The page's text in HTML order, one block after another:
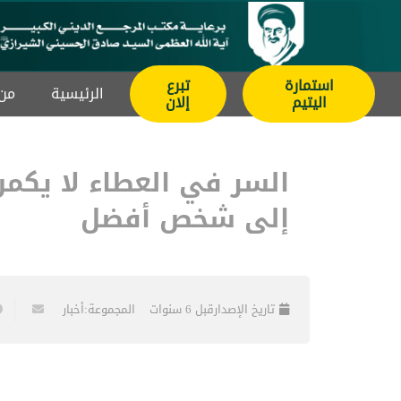
استمارة
اليتيم
تبرع
إلان الرئيسیة
السر في العطاء لا
إلى شخص أفضل
تاريخ الإصدارقبل 6 سنوات المجموعة:أخبار